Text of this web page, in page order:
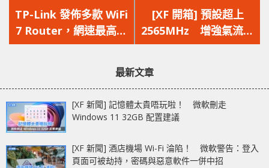
一
篇
文
TP-Link 發佈多款 WiFi
7 Router，網速最高可
達 24Gbps
一
篇
文
[XF 開箱] 預設超上
2565MHz 增強氣流‧
3.5 槽‧9 條複合式熱
GeForce RTX 4080
最新文章
[XF 新聞] 記憶體太貴唔玩啦！ 微軟刪走
Windows 11 32GB 配置建議
[XF 新聞] 酒店機場 Wi-Fi 淪陷！ 微軟警告：登入
頁面可被劫持，密碼與惡意軟件一併中招